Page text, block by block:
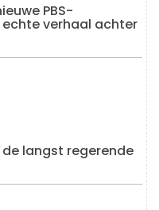
PBS-
verhaal achter
langst regerende